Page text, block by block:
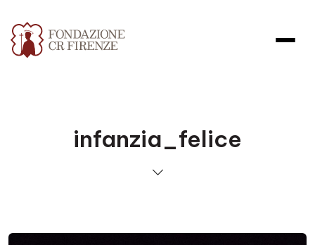
infanzia_felice